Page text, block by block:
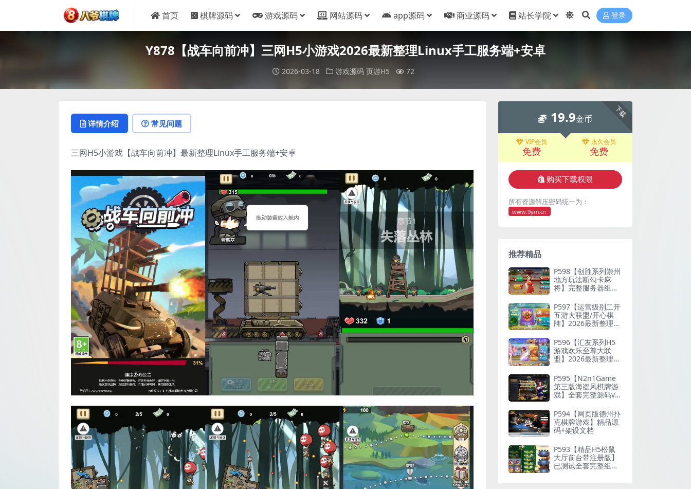
首页 棋牌源码 游戏源码 网站源码 app源码 商业源码 站长学院 登录
Y878【战车向前冲】三网H5小游戏2026最新整理Linux手工服务端+安卓
2026-03-18 游戏源码 页游H5 72
详情介绍 常见问题
三网H5小游戏【战车向前冲】最新整理Linux手工服务端+安卓
下载
19.9金币
VIP会员
免费
永久会员
免费
购买下载权限
所有资源解压密码统一为：
www.9ym.cn
推荐精品
P598【创胜系列崇州
地方玩法断勾卡麻
将】完整服务器组件
用视频教程
P597【运营级别二开
五游大联盟/开心棋
牌】2026最新整理完
PP+完美AI机器人+超
详细视频教程
P596【汇友系列H5
游戏欢乐至尊大联
盟】2026最新整理Li
建教程
P595【N2n1Game
第三版海盗风棋牌游
戏】全套完整源码v8.
s、pc源码+布署文档
+视频教程
P594【网页版德州扑
克棋牌游戏】精品源
码+架设文档
P593【精品H5松鼠
大厅前台带注册版】
已测试全套完整组件